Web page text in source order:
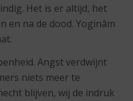
Het is er altijd, het
en na de dood. Yoginâm
Angst verdwijnt
niets meer te
blijven, wij de indruk